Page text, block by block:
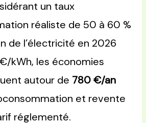
un taux
réaliste de 50 à 60 %
de l’électricité en 2026
kWh, les économies
autour de 780 €/an
et revente
réglementé.